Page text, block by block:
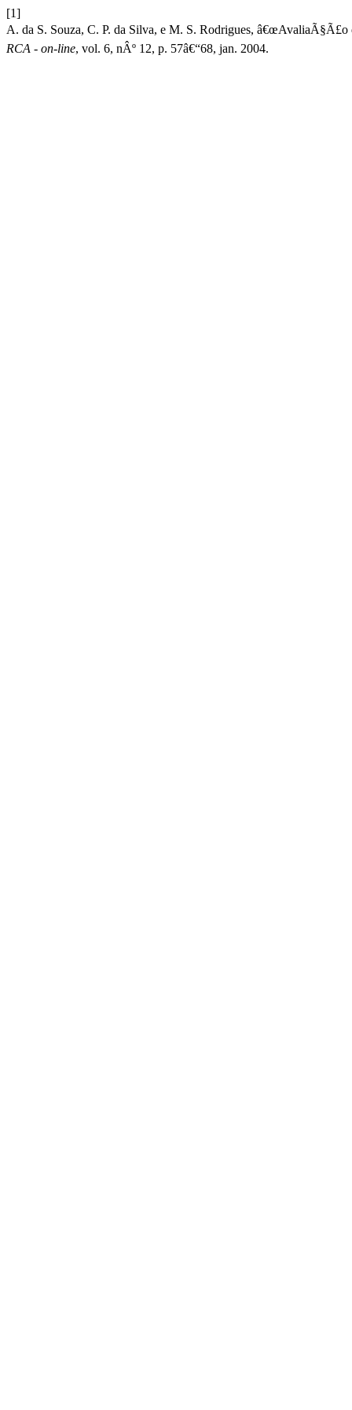
[1]
A. da S. Souza, C. P. da Silva, e M. S. Rodrigues, â€œAvaliaÃ§Ã£o
RCA - on-line, vol. 6, nÂº 12, p. 57â€“68, jan. 2004.